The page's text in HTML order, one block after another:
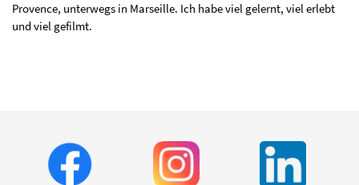
Provence, unterwegs in Marseille. Ich habe viel gelernt, viel erlebt
und viel gefilmt.